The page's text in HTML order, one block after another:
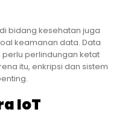
bidang kesehatan juga
keamanan data. Data
perlindungan ketat
itu, enkripsi dan sistem
IoT